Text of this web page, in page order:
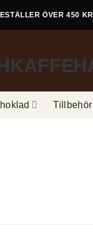
ÖVER 450 KR
Tillbehör